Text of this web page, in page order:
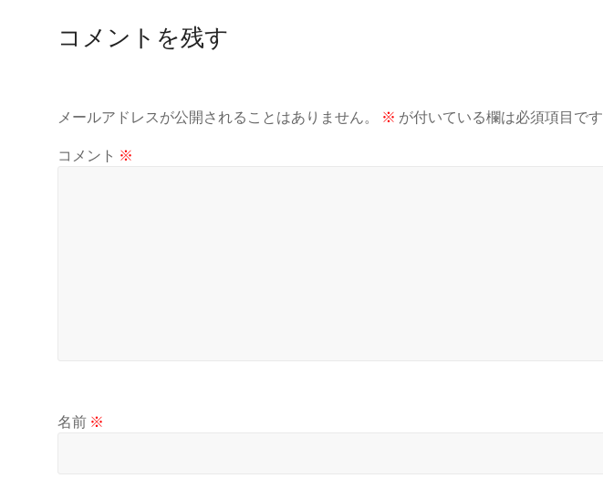
コメントを残す
メールアドレスが公開されることはありません。 ※ が付いている欄は必須項目です
コメント ※
名前 ※